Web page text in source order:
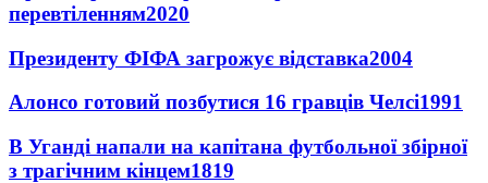
перевтіленням2020
Президенту ФІФА загрожує відставка2004
Алонсо готовий позбутися 16 гравців Челсі1991
В Уганді напали на капітана футбольної збірної
з трагічним кінцем1819